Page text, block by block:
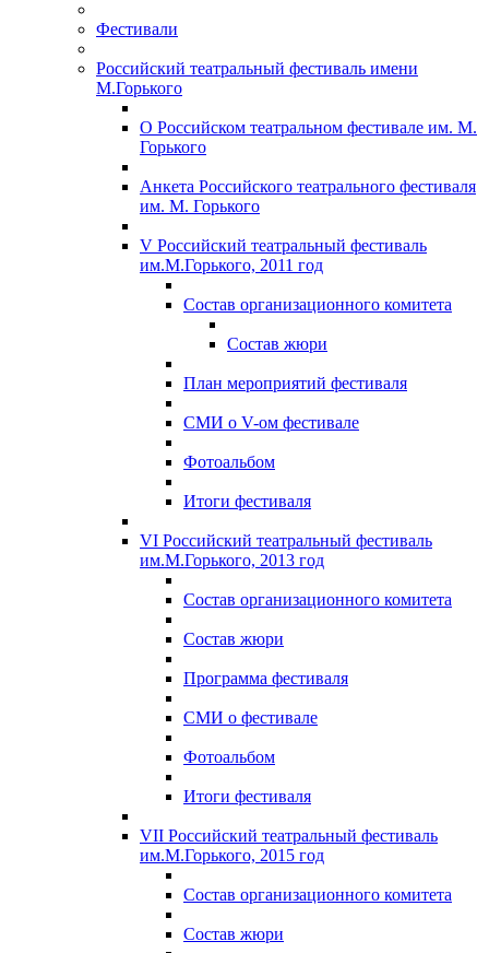
Фестивали
Российский театральный фестиваль имени
М.Горького
О Российском театральном фестивале им. М.
Горького
Анкета Российского театрального фестиваля
им. М. Горького
V Российский театральный фестиваль
им.М.Горького, 2011 год
Состав организационного комитета
Состав жюри
План мероприятий фестиваля
СМИ о V-ом фестивале
Фотоальбом
Итоги фестиваля
VI Российский театральный фестиваль
им.М.Горького, 2013 год
Состав организационного комитета
Состав жюри
Программа фестиваля
СМИ о фестивале
Фотоальбом
Итоги фестиваля
VII Российский театральный фестиваль
им.М.Горького, 2015 год
Состав организационного комитета
Состав жюри